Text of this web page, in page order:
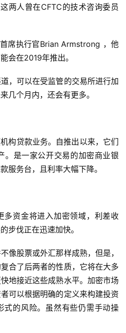
两人曾在CFTC的技术咨询委员
席执行官Brian Armstrong ，他
会在2019年推出。
，可以在受监管的交易所进行加
几个月内，还会有更多。
构贷款业务。自推出以来，它们
。是一家公开交易的加密商业银
服务台，且利率大幅下降。
多资金将进入加密领域，利差收
步伐正在迅速加快。
像股票或外汇那样成熟，但是，
合了后两者的性质，它将在大多
地接近这些成熟水平。加密市场
可以根据明确的定义来构建投资
式的风险。虽然有些仍需手动操